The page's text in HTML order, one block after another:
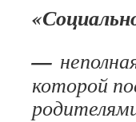
—
которой